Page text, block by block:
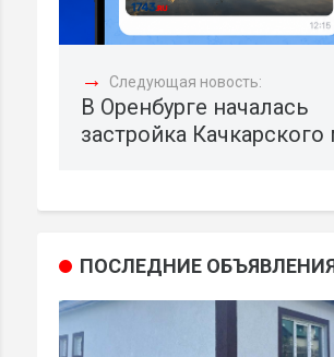
→ Следующая новость:
В Оренбурге началась
застройка Качкарского
ПОСЛЕДНИЕ